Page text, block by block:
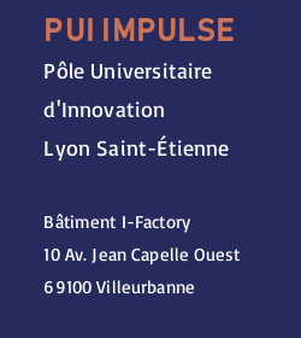
PUI IMPULSE
Pôle Universitaire
d'Innovation
Lyon Saint-Étienne
Bâtiment I-Factory
10 Av. Jean Capelle Ouest
69100 Villeurbanne